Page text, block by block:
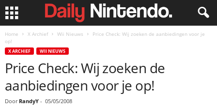
Home X Archief Wii Nieuws
Price Check: Wij zoeken de aanbiedingen voor je
op!
X ARCHIEF WII NIEUWS
Price Check: Wij zoeken de
aanbiedingen voor je op!
Door RandyY - 05/05/2008